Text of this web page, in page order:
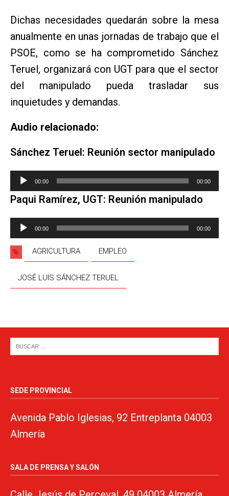
Dichas necesidades quedarán sobre la mesa
anualmente en unas jornadas de trabajo que el
PSOE, como se ha comprometido Sánchez
Teruel, organizará con UGT para que el sector
del manipulado pueda trasladar sus
inquietudes y demandas.
Audio relacionado:
Sánchez Teruel: Reunión sector manipulado
Reproductor
audio
00:00 00:00
Paqui Ramírez, UGT: Reunión manipulado
Reproductor
audio
00:00 00:00
AGRICULTURA EMPLEO
JOSÉ LUIS SÁNCHEZ TERUEL
SEDE PROVINCIAL
Avenida Pablo Iglesias, 92 Entreplanta 04003
Almería
SALA DE PRENSA Y SALÓN